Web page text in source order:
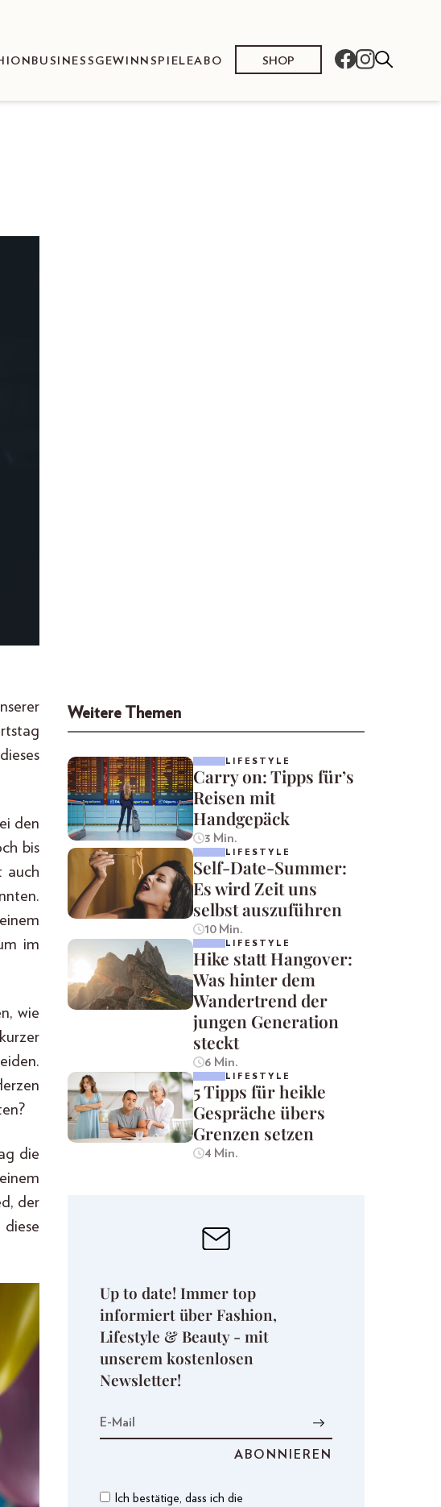
BUSINESS GEWINNSPIELEABO SHOP
den
bis
auch
im
wie
die
der
Weitere Themen
LIFESTYLE
Carry on: Tipps für’s
Reisen mit
Handgepäck
3 Min.
LIFESTYLE
Self-Date-Summer:
Es wird Zeit uns
selbst auszuführen
10 Min.
LIFESTYLE
Hike statt Hangover:
Was hinter dem
Wandertrend der
jungen Generation
steckt
6 Min.
LIFESTYLE
5 Tipps für heikle
Gespräche übers
Grenzen setzen
4 Min.
Up to date! Immer top
informiert über Fashion,
Lifestyle & Beauty - mit
unserem kostenlosen
Newsletter!
Ich bestätige, dass ich die